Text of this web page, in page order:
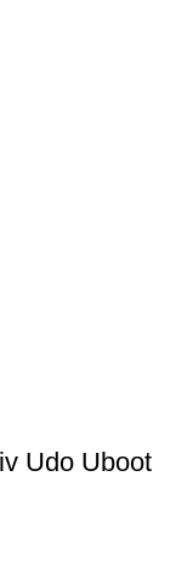
Udo Uboot